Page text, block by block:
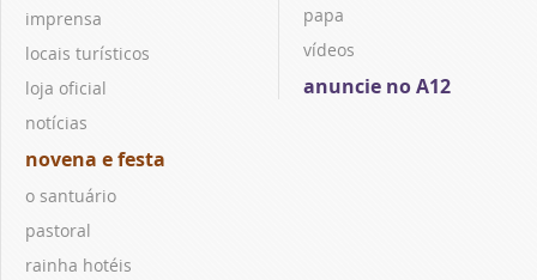
imprensa
locais turísticos
loja oficial
notícias
novena e festa
o santuário
pastoral
rainha hotéis
papa
vídeos
anuncie no A12